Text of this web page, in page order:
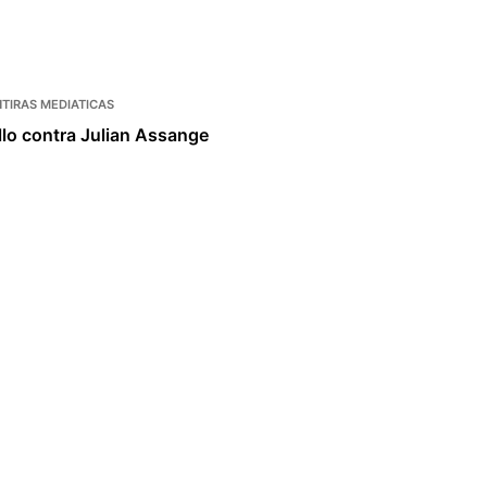
MEDIATICAS
contra Julian Assange